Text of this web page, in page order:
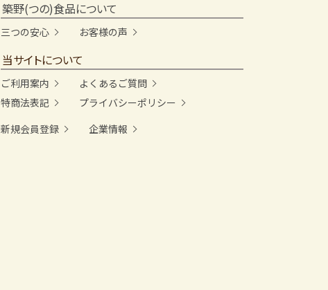
築野(つの)食品について
三つの安心 お客様の声
当サイトについて
ご利用案内
よくあるご質問
特商法表記
プライバシーポリシー
新規会員登録
企業情報